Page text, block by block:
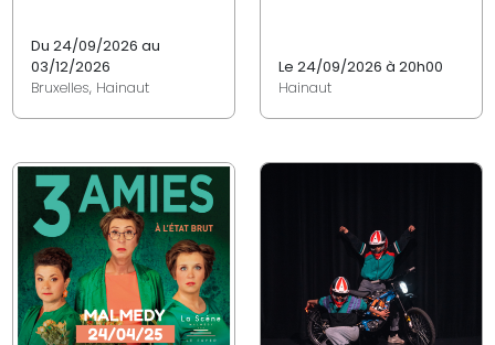
Du 24/09/2026 au
03/12/2026
Bruxelles, Hainaut
Le 24/09/2026 à 20h00
Hainaut